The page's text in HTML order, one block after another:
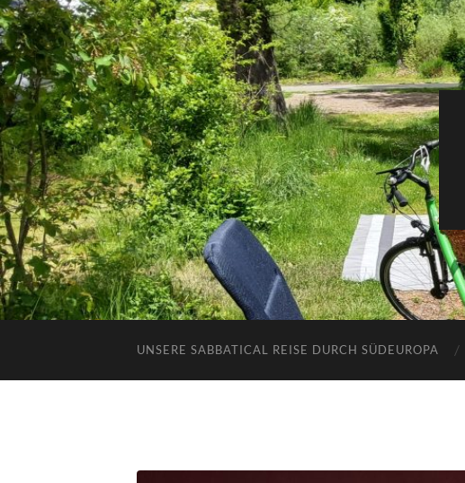
UNSERE SABBATICAL REISE DURCH SÜDEUROPA